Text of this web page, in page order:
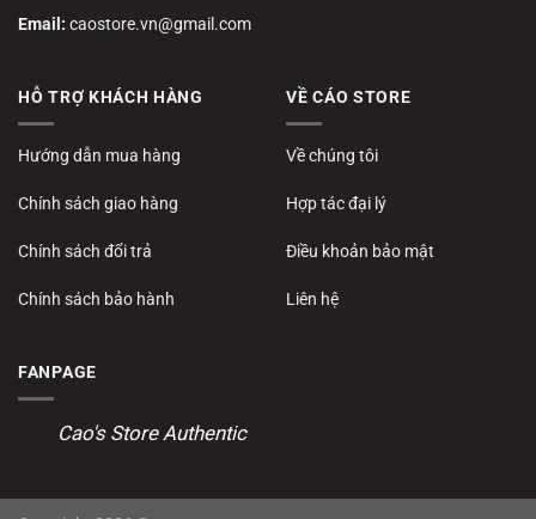
Email: caostore.vn@gmail.com
HỖ TRỢ KHÁCH HÀNG
Hướng dẫn mua hàng
Chính sách giao hàng
Chính sách đổi trả
Chính sách bảo hành
VỀ CÁO STORE
Về chúng tôi
Hợp tác đại lý
Điều khoản bảo mật
Liên hệ
FANPAGE
Cao's Store Authentic